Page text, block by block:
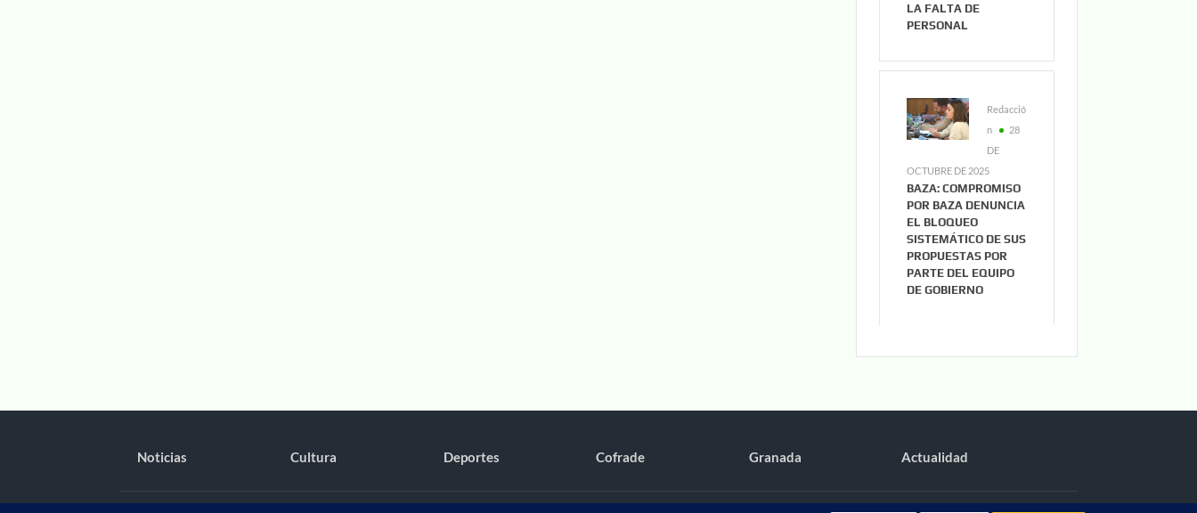
LA FALTA DE
PERSONAL
Redacció
n
28
DE
OCTUBRE DE 2025
BAZA: COMPROMISO
POR BAZA DENUNCIA
EL BLOQUEO
SISTEMÁTICO DE SUS
PROPUESTAS POR
PARTE DEL EQUIPO
DE GOBIERNO
Noticias Cultura Deportes Cofrade Granada Actualidad